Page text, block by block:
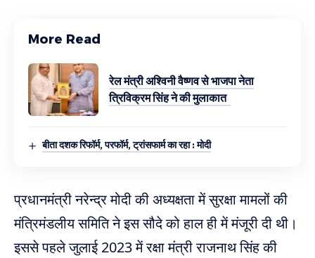
More Read
रेल मंत्री अश्विनी वैष्णव से भाजपा नेता
त्रिविक्रम सिंह ने की मुलाकात
बीता दशक रिफॉर्म, परफॉर्म, ट्रांसफार्म का रहा : मोदी
प्रधानमंत्री नरेन्द्र मोदी की अध्यक्षता में सुरक्षा मामलों की
मंत्रिमंडलीय समिति ने इस सौदे को हाल ही में मंजूरी दी थी।
इससे पहले जुलाई 2023 में रक्षा मंत्री राजनाथ सिंह की